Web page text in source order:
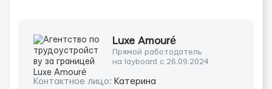
Luxe Amouré
Прямой работодатель
на layboard с 26.09.2024
Контактное лицо: Катерина